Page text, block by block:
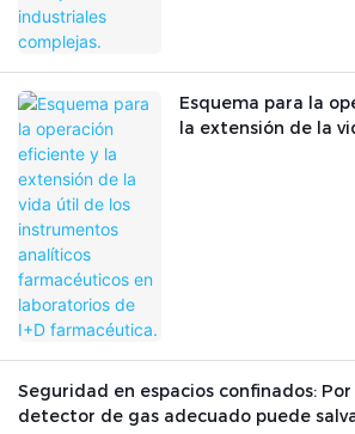
Esquema para la
la extensión de la
Seguridad en espacios confinados:
detector de gas adecuado puede